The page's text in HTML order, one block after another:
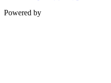
Powered by